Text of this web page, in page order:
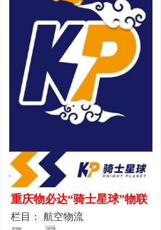
重庆物必达“骑士星球”物联
网派送人员服装设计案例
栏目： 航空物流